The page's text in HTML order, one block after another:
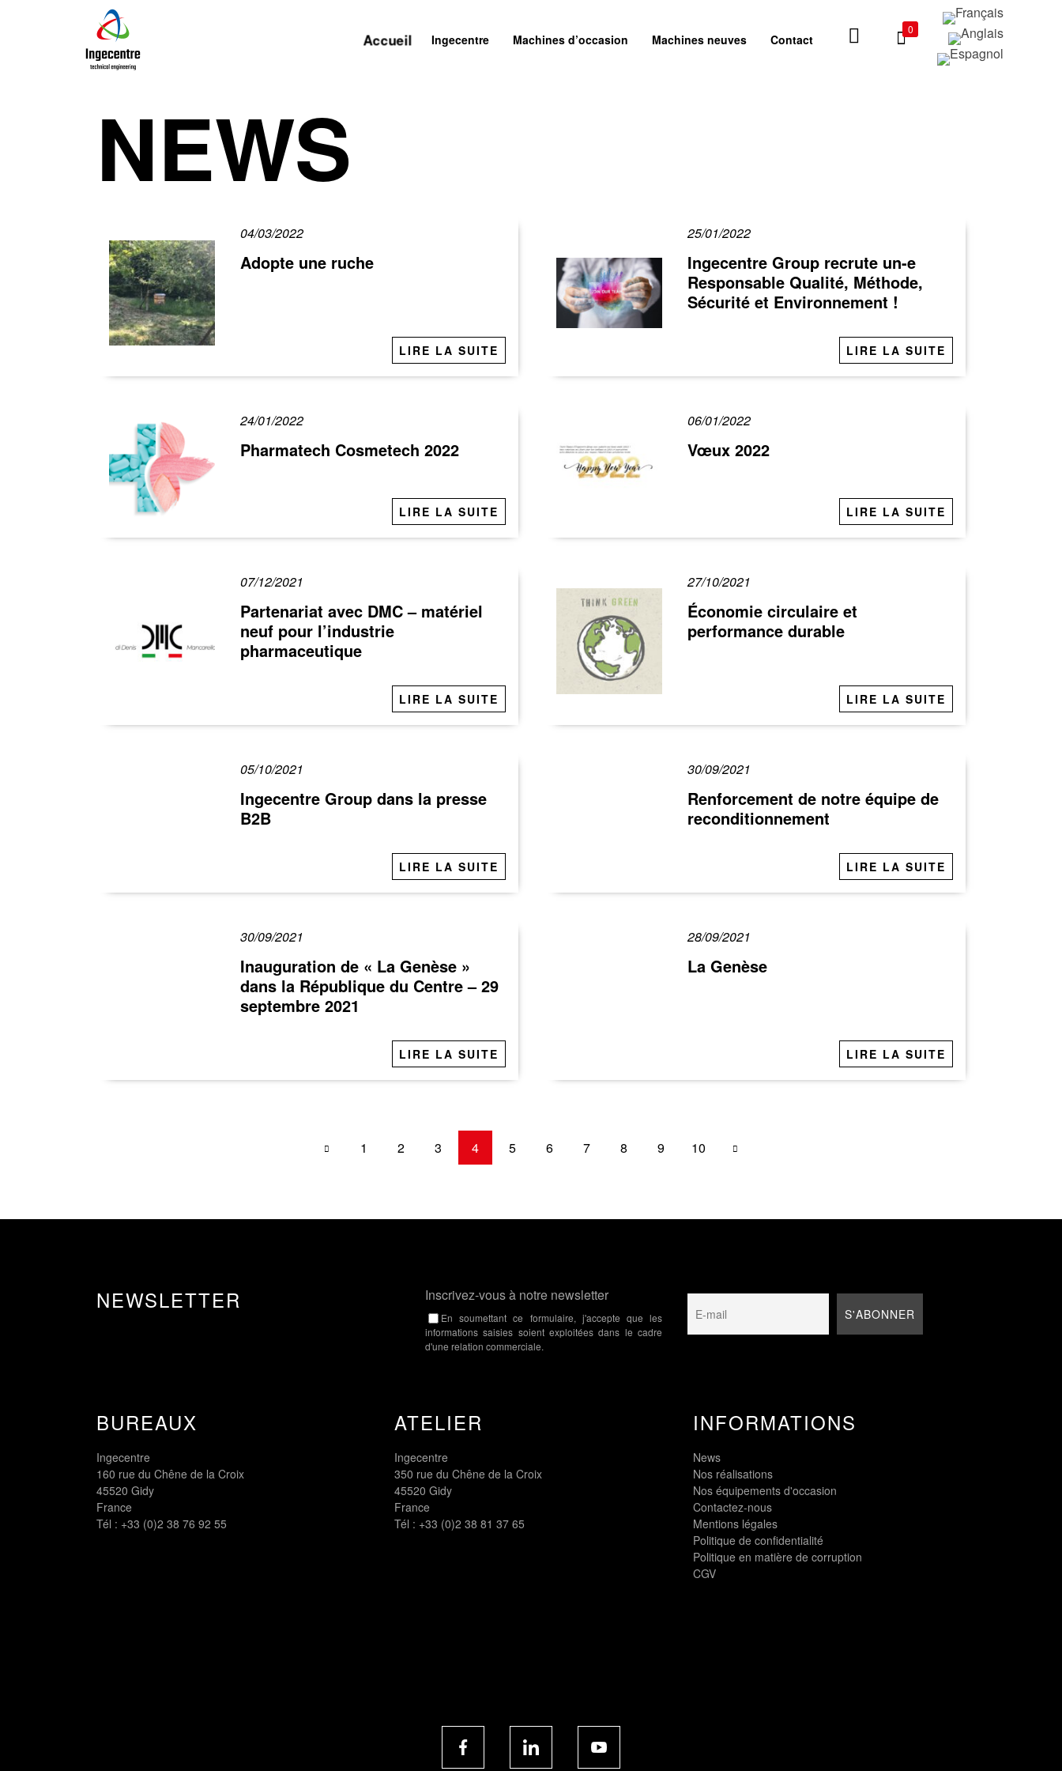
Accueil Ingecentre Machines d’occasion Machines neuves Contact
0
NEWS
04/03/2022
Adopte une ruche
LIRE LA SUITE
25/01/2022
Ingecentre Group recrute un-e
Responsable Qualité, Méthode,
Sécurité et Environnement !
LIRE LA SUITE
24/01/2022
Pharmatech Cosmetech 2022
LIRE LA SUITE
06/01/2022
Vœux 2022
LIRE LA SUITE
07/12/2021
Partenariat avec DMC – matériel
neuf pour l’industrie
pharmaceutique
LIRE LA SUITE
27/10/2021
Économie circulaire et
performance durable
LIRE LA SUITE
05/10/2021
Ingecentre Group dans la presse
B2B
LIRE LA SUITE
30/09/2021
Renforcement de notre équipe de
reconditionnement
LIRE LA SUITE
30/09/2021
Inauguration de « La Genèse »
dans la République du Centre – 29
septembre 2021
LIRE LA SUITE
28/09/2021
La Genèse
LIRE LA SUITE
1 2 3 4 5 6 7 8 9 10
NEWSLETTER Inscrivez-vous à notre newsletter
En soumettant ce formulaire, j'accepte que les
informations saisies soient exploitées dans le cadre
d'une relation commerciale.
BUREAUX
Ingecentre
160 rue du Chêne de la Croix
45520 Gidy
France
Tél : +33 (0)2 38 76 92 55
ATELIER
Ingecentre
350 rue du Chêne de la Croix
45520 Gidy
France
Tél : +33 (0)2 38 81 37 65
INFORMATIONS
News
Nos réalisations
Nos équipements d'occasion
Contactez-nous
Mentions légales
Politique de confidentialité
Politique en matière de corruption
CGV